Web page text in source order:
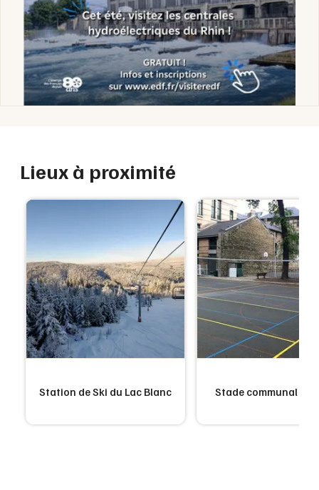
Lieux à proximité
Station de Ski du Lac Blanc Stade communal